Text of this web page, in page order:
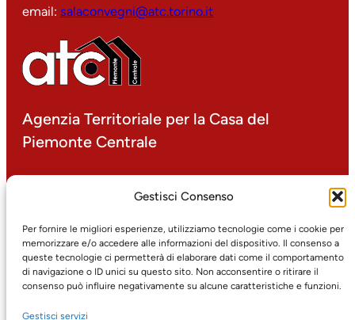
Gestisci Consenso
Per fornire le migliori esperienze, utilizziamo tecnologie come i cookie per
memorizzare e/o accedere alle informazioni del dispositivo. Il consenso a
queste tecnologie ci permetterà di elaborare dati come il comportamento
di navigazione o ID unici su questo sito. Non acconsentire o ritirare il
consenso può influire negativamente su alcune caratteristiche e funzioni.
Gestisci servizi
email: salaconvegni@atc.torino.it
Agenzia Territoriale per la Casa del
Piemonte Centrale
corso Dante 14 – 10134 Torino
tel: 011/31.30.1
fax: 011/31.30.425
email:protocollo@atc.torino.it
pec:atc@pec.atc.torino.it